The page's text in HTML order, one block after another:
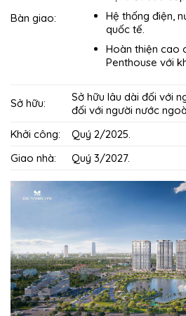
Bàn giao:
Hệ thống điện,
quốc tế.
Hoàn thiện cao
Penthouse với
Sở hữu:
Sở hữu lâu dài đối với
đối với người nước
Khởi công:
Quý 2/2025.
Giao nhà:
Quý 3/2027.